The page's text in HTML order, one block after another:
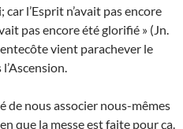
l’Esprit n’avait pas encore
pas encore été glorifié » (Jn.
vient parachever le
de nous associer nous-mêmes
que la messe est faite pour ça.